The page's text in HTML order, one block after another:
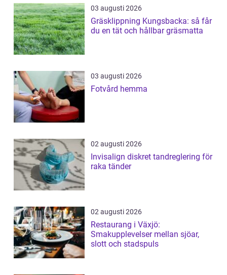
03 augusti 2026
Gräsklippning Kungsbacka: så får
du en tät och hållbar gräsmatta
03 augusti 2026
Fotvård hemma
02 augusti 2026
Invisalign diskret tandreglering för
raka tänder
02 augusti 2026
Restaurang i Växjö:
Smakupplevelser mellan sjöar,
slott och stadspuls